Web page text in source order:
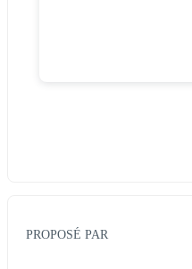
PROPOSÉ PAR